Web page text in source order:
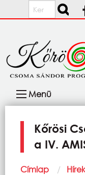
Ugrás a tartalomra
Keresés
navigáció
Menü
Kőrösi
a IV.
Morzsa
Címlap
Hírek